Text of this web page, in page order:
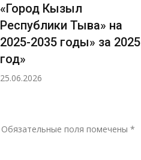
«Город Кызыл
Республики Тыва» на
2025-2035 годы» за 2025
год»
25.06.2026
Обязательные поля помечены *